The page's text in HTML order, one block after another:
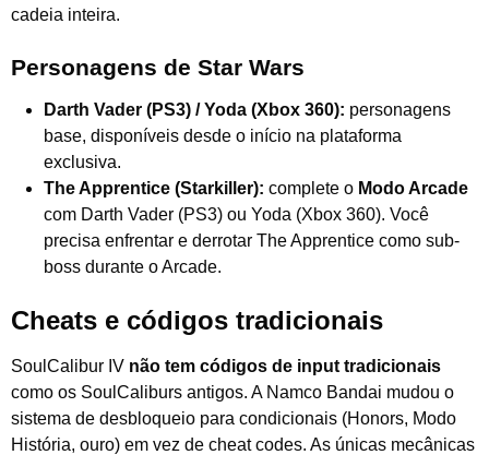
cadeia inteira.
Personagens de Star Wars
Darth Vader (PS3) / Yoda (Xbox 360): personagens
base, disponíveis desde o início na plataforma
exclusiva.
The Apprentice (Starkiller): complete o Modo Arcade
com Darth Vader (PS3) ou Yoda (Xbox 360). Você
precisa enfrentar e derrotar The Apprentice como sub-
boss durante o Arcade.
Cheats e códigos tradicionais
SoulCalibur IV não tem códigos de input tradicionais
como os SoulCaliburs antigos. A Namco Bandai mudou o
sistema de desbloqueio para condicionais (Honors, Modo
História, ouro) em vez de cheat codes. As únicas mecânicas